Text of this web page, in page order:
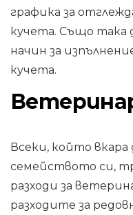
графика за
кучета. Също така
начин за
кучета.
Всеки, който
семейството си,
разходи за
разходите за